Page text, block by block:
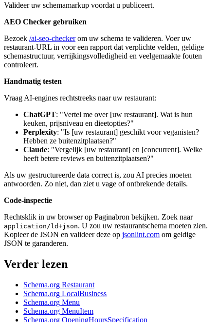
Valideer uw schemamarkup voordat u publiceert.
AEO Checker gebruiken
Bezoek /ai-seo-checkerom uw schema te valideren. Voer uw
restaurant-URL in voor een rapport dat verplichte velden, geldige
schemastructuur, verrijkingsvolledigheid en veelgemaakte fouten
controleert.
Handmatig testen
Vraag AI-engines rechtstreeks naar uw restaurant:
ChatGPT: "Vertel me over [uw restaurant]. Wat is hun
keuken, prijsniveau en dieetopties?"
Perplexity: "Is [uw restaurant] geschikt voor veganisten?
Hebben ze buitenzitplaatsen?"
Claude: "Vergelijk [uw restaurant] en [concurrent]. Welke
heeft betere reviews en buitenzitplaatsen?"
Als uw gestructureerde data correct is, zou AI precies moeten
antwoorden. Zo niet, dan ziet u vage of ontbrekende details.
Code-inspectie
Rechtsklik in uw browser op Paginabron bekijken. Zoek naar
application/ld+json. U zou uw restaurantschema moeten zien.
Kopieer de JSON en valideer deze op jsonlint.com om geldige
JSON te garanderen.
Verder lezen
Schema.org Restaurant
Schema.org LocalBusiness
Schema.org Menu
Schema.org MenuItem
Schema.org OpeningHoursSpecification